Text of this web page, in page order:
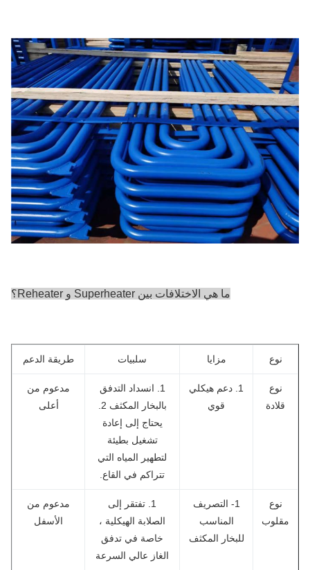
ما هي الاختلافات بين Superheater و Reheater؟
سلبيات طريقة الدعم
1. دعم هيكلي
1. انسداد التدفق
بالبخار المكثف 2.
يحتاج إلى إعادة
تشغيل بطيئة
لتطهير المياه التي
تتراكم في القاع.
مدعوم من
1- التصريف
المناسب
للبخار المكثف
1. تفتقر إلى
الصلابة الهيكلية ،
خاصة في تدفق
الغاز عالي السرعة
مدعوم من
الأسفل